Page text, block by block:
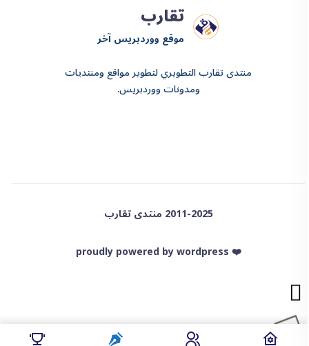
تقارب
موقع ووردبريس آخر
منتدى تقارب التطويري لتطوير مواقع ومنتديات
ومدونات ووردبريس.
2011-2025 منتدى تقارب
❤️ proudly powered by wordpress